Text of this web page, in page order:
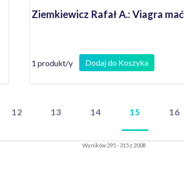
Ziemkiewicz Rafał A.: Viagra mać
1 produkt/y Dodaj do Koszyka
12 13 14 15 16
Wyników 295 - 315 z 2008